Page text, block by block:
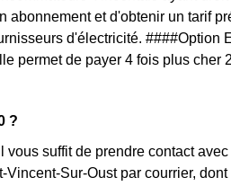
et d'obtenir un tarif
d'électricité. ####Option
permet de payer 4 fois plus cher
?
suffit de prendre contact
Sur-Oust par courrier,